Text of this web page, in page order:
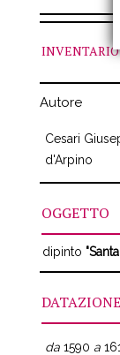
INVENTARIO
Autore
Cesari
d'Arpino
OGGETTO
dipinto
DATAZIONE
da1590 a